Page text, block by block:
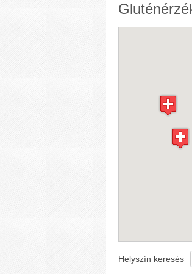
Helyszín keresés